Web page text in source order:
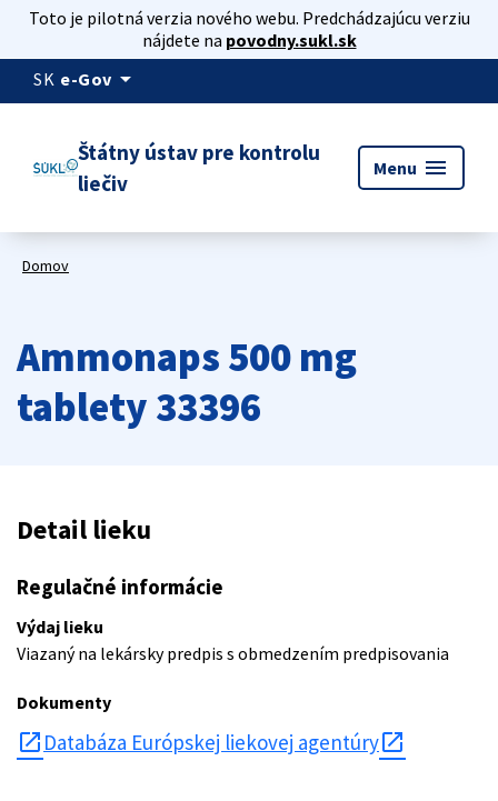
Toto je pilotná verzia nového webu. Predchádzajúcu verziu
nájdete na povodny.sukl.sk
SK e-Gov arrow_drop_down
Štátny ústav pre kontrolu
liečiv
Menu menu
Domov
Ammonaps 500 mg
tablety 33396
Detail lieku
Regulačné informácie
Výdaj lieku
Viazaný na lekársky predpis s obmedzením predpisovania
Dokumenty
open_in_new Databáza Európskej liekovej agentúry